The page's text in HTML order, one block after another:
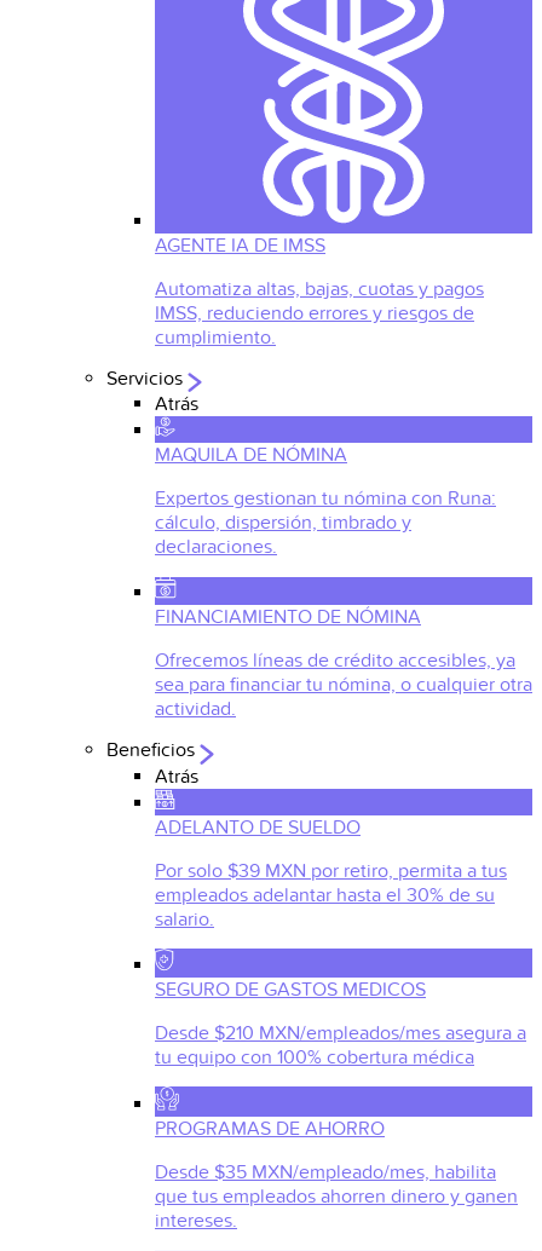
AGENTE IA DE IMSS
Automatiza altas, bajas, cuotas y pagos
IMSS, reduciendo errores y riesgos de
cumplimiento.
Servicios
Atrás
MAQUILA DE NÓMINA
Expertos gestionan tu nómina con Runa:
cálculo, dispersión, timbrado y
declaraciones.
FINANCIAMIENTO DE NÓMINA
Ofrecemos líneas de crédito accesibles, ya
sea para financiar tu nómina, o cualquier otra
actividad.
Beneficios
Atrás
ADELANTO DE SUELDO
Por solo $39 MXN por retiro, permita a tus
empleados adelantar hasta el 30% de su
salario.
SEGURO DE GASTOS MEDICOS
Desde $210 MXN/empleados/mes asegura a
tu equipo con 100% cobertura médica
PROGRAMAS DE AHORRO
Desde $35 MXN/empleado/mes, habilita
que tus empleados ahorren dinero y ganen
intereses.